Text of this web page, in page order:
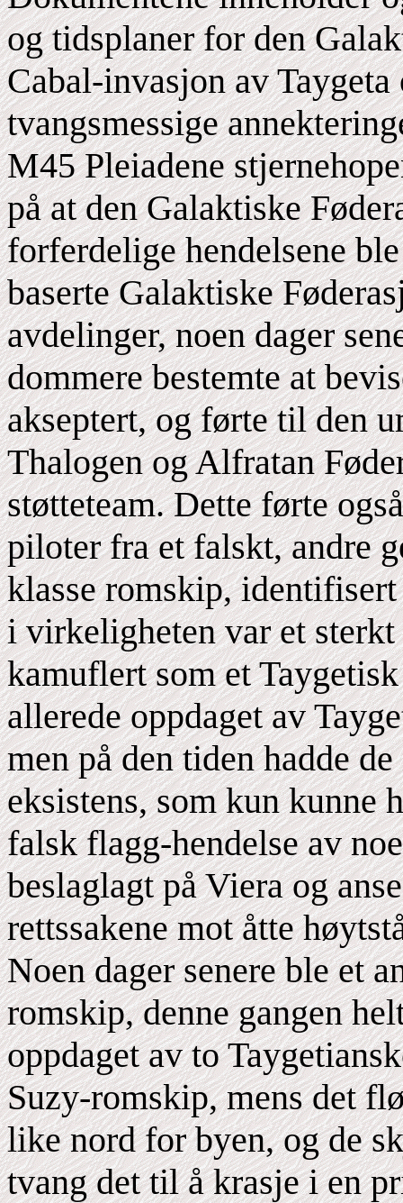
og tidsplaner for den
Cabal-invasjon av
tvangsmessige
M45 Pleiadene
på at den Galaktiske
forferdelige hendelsene
baserte Galaktiske
avdelinger, noen dager
dommere bestemte at
akseptert, og førte til den
Thalogen og Alfratan
støtteteam. Dette førte
piloter fra et falskt, andre
klasse romskip,
i virkeligheten var et
kamuflert som et
allerede oppdaget av
men på den tiden hadde
eksistens, som kun kunne
falsk flagg-hendelse av
beslaglagt på Viera og
rettssakene mot åtte
Noen dager senere ble et
romskip, denne gangen
oppdaget av to
Suzy-romskip, mens det
like nord for byen, og de
tvang det til å krasje i en